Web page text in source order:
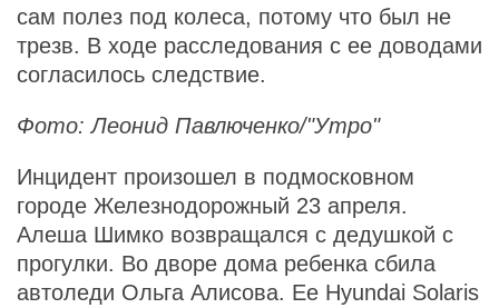
сам полез под колеса, потому что был не
трезв. В ходе расследования с ее доводами
согласилось следствие.
Фото: Леонид Павлюченко/"Утро"
Инцидент произошел в подмосковном
городе Железнодорожный 23 апреля.
Алеша Шимко возвращался с дедушкой с
прогулки. Во дворе дома ребенка сбила
автоледи Ольга Алисова. Ее Hyundai Solaris